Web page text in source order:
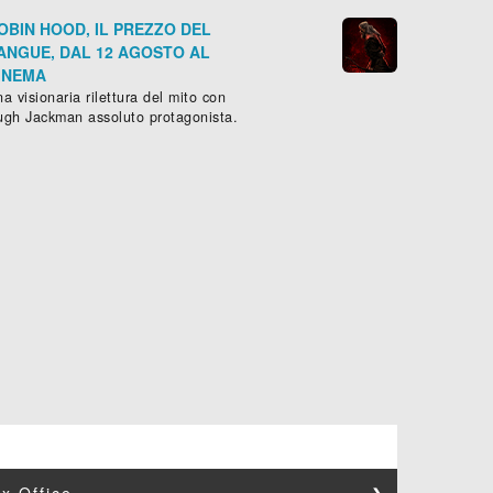
HOOD, IL PREZZO DEL
DAL 12 AGOSTO AL
visionaria rilettura del mito con
Jackman assoluto protagonista.